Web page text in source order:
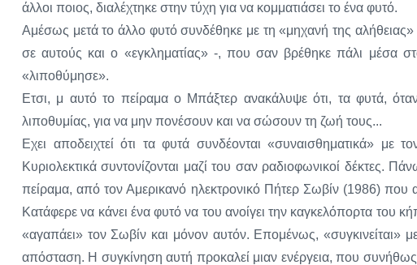
άλλοι ποιος, διαλέχτηκε στην τύχη για να κομματιάσει το ένα φυτό.
Αμέσως μετά το άλλο φυτό συνδέθηκε με τη «μηχανή της
σε αυτούς και ο «εγκληματίας» -, που σαν βρέθηκε πάλι μέσα
«λιποθύμησε».
Ετσι, μ αυτό το πείραμα ο Μπάξτερ ανακάλυψε ότι, τα φυτά,
λιποθυμίας, για να μην πονέσουν και να σώσουν τη ζωή τους...
Εχει αποδειχτεί ότι τα φυτά συνδέονται «συναισθηματικά» με
Κυριολεκτικά συντονίζονται μαζί του σαν ραδιοφωνικοί δέκτες.
πείραμα, από τον Αμερικανό ηλεκτρονικό Πήτερ Σωβίν (1986) που
Κατάφερε να κάνει ένα φυτό να του ανοίγει την καγκελόπορτα του
«αγαπάει» τον Σωβίν και μόνον αυτόν. Επομένως, «συγκινείται»
απόσταση. Η συγκίνηση αυτή προκαλεί μιαν ενέργεια, που